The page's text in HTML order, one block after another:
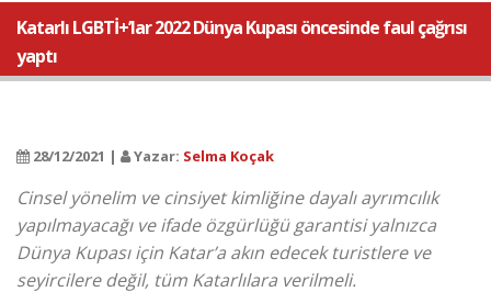
Katarlı LGBTİ+’lar 2022 Dünya Kupası öncesinde faul çağrısı
yaptı
28/12/2021 | Yazar: Selma Koçak
Cinsel yönelim ve cinsiyet kimliğine dayalı ayrımcılık
yapılmayacağı ve ifade özgürlüğü garantisi yalnızca
Dünya Kupası için Katar’a akın edecek turistlere ve
seyircilere değil, tüm Katarlılara verilmeli.